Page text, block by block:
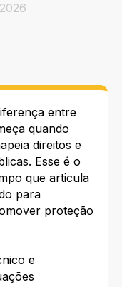
entre
quando
direitos e
Esse é o
que articula
para
proteção
e